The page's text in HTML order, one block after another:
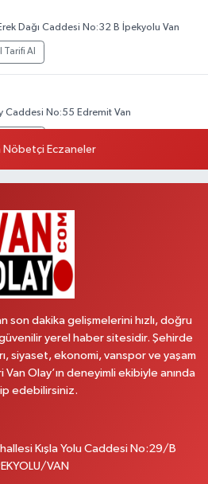
Dağı Caddesi No:32 B İpekyolu Van
Tarifi Al
Caddesi No:55 Edremit Van
Tarifi Al
Caddesi No:99 B Erciş Van
Tarifi Al
No:46 A Erciş Van
Nöbetçi Eczaneler
son dakika gelişmelerini hızlı, doğru
yerel haber sitesidir. Şehirde
siyaset, ekonomi, vanspor ve yaşam
Olay’ın deneyimli ekibiyle anında
edebilirsiniz.
Kışla Yolu Caddesi No:29/B
VAN